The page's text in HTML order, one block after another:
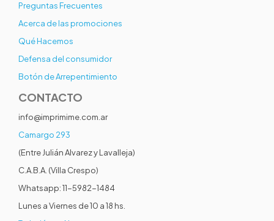
Preguntas Frecuentes
Acerca de las promociones
Qué Hacemos
Defensa del consumidor
Botón de Arrepentimiento
CONTACTO
info@imprimime.com.ar
Camargo 293
(Entre Julián Alvarez y Lavalleja)
C.A.B.A. (Villa Crespo)
Whatsapp: 11-5982-1484
Lunes a Viernes de 10 a 18 hs.